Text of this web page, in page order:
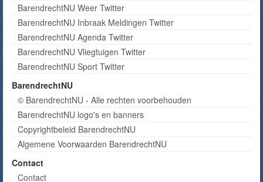
BarendrechtNU Weer Twitter
BarendrechtNU Inbraak Meldingen Twitter
BarendrechtNU Agenda Twitter
BarendrechtNU Vliegtuigen Twitter
BarendrechtNU Sport Twitter
BarendrechtNU
© BarendrechtNU - Alle rechten voorbehouden
BarendrechtNU logo's en banners
Copyrightbeleid BarendrechtNU
Algemene Voorwaarden BarendrechtNU
Contact
Contact